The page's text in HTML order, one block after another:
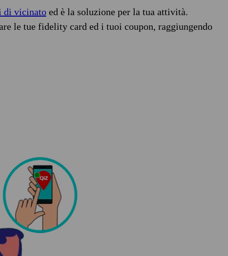
di vicinatoed è la soluzione per la tua attività.
le tue fidelity card ed i tuoi coupon, raggiungendo